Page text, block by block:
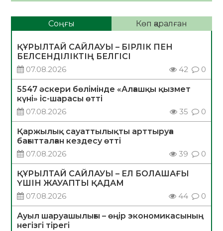
Соңғы Көп қаралған
ҚҰРЫЛТАЙ САЙЛАУЫ – БІРЛІК ПЕН
БЕЛСЕНДІЛІКТІҢ БЕЛГІСІ
07.08.2026
42 0
5547 әскери бөлімінде «Алғашқы қызмет
күні» іс-шарасы өтті
07.08.2026
35 0
Қаржылық сауаттылықты арттыруға
бағытталған кездесу өтті
07.08.2026
39 0
ҚҰРЫЛТАЙ САЙЛАУЫ – ЕЛ БОЛАШАҒЫ
ҮШІН ЖАУАПТЫ ҚАДАМ
07.08.2026
44 0
Ауыл шаруашылығы – өңір экономикасының
негізгі тірегі